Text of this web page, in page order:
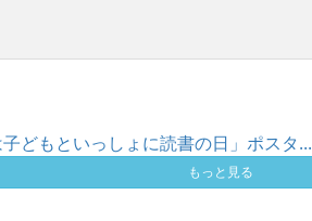
どもといっしょに読書の日」ポスタ...
もっと見る